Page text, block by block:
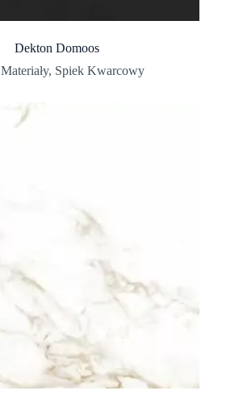
Dekton Domoos
Materiały, Spiek Kwarcowy